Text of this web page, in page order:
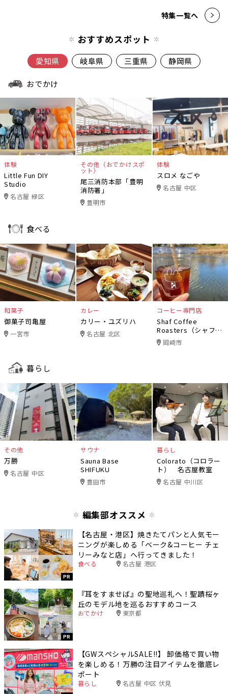
特集一覧へ
おすすめスポット
愛知県 岐阜県 三重県 静岡県
おでかけ
体験
Little Fun DIY
Studio
名古屋 緑区
その他（おでかけスポ
ット）
尾三消防本部「豊明
消防署」
豊明市
体験
スロメ なごや
名古屋 中区
食べる
和菓子
御菓子司亀屋
一宮市
カレー
カリー・ユズリハ
名古屋 北区
コーヒー専門店
Shaf Coffee
Roasters（シャフコ
ーヒーロースター
ズ）
岡崎市
暮らし
その他
万勝
名古屋 中区
サウナ
Sauna Base
SHIFUKU
豊田市
暮らし
Colorato（コロラー
ト） 名古屋教室
名古屋 中川区
編集部オススメ
PR
【名古屋・港区】焼きたてパンと人気モー
ニングが楽しめる「ベーク&コーヒー チェ
リーみなと店」へ行ってきました！
食べる 名古屋 港区
PR
『耳をすませば』の聖地巡礼へ！聖蹟桜ヶ
丘のモデル地を巡るおすすめコース
おでかけ 東京都
【GWスペシャルSALE‼︎】 卸価格で買い物
を楽しめる！万勝の注目アイテムを徹底レ
ポート
暮らし 名古屋 中区 伏見